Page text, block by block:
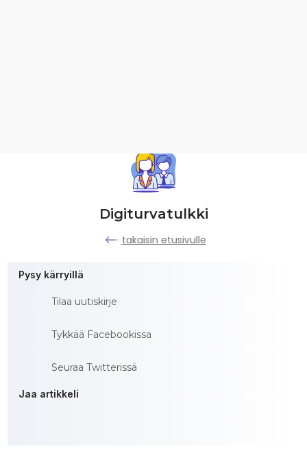
Digiturvatulkki
takaisin etusivulle
Pysy kärryillä
Tilaa uutiskirje
Tykkää Facebookissa
Seuraa Twitterissä
Jaa artikkeli